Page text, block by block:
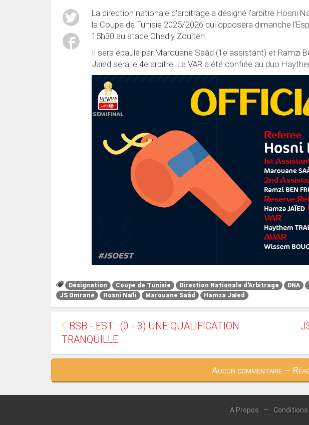
La direction nationale d'arbitrage a désigné l'arbitre Hosni
la Coupe de Tunisie 2025/2026 qui opposera dimanche
15h30 au stade Chedly Zouiten.
Il sera épaulé par Marouane Saâd (1e assistant) et Ramzi
Jaïed sera le 4e arbitre. La VAR a été confiée au duo
Désignation Coupe de Tunisie Direction Nationale d'Arbitrage DNA
JS Omrane
Hosni Naïli Marouane Saâd Hamza Jaïed
BSB - EST : (0 - 3) UNE QUALIFICATION
TRANQUILLE
Aucun commentaire —
A Propos —